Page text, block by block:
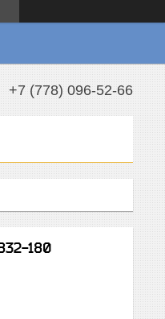
+7 (778) 096-52-66
180